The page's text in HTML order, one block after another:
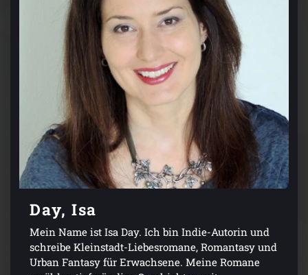
Day, Isa
Mein Name ist Isa Day. Ich bin Indie-Autorin und
schreibe Kleinstadt-Liebesromane, Romantasy und
Urban Fantasy für Erwachsene. Meine Romane